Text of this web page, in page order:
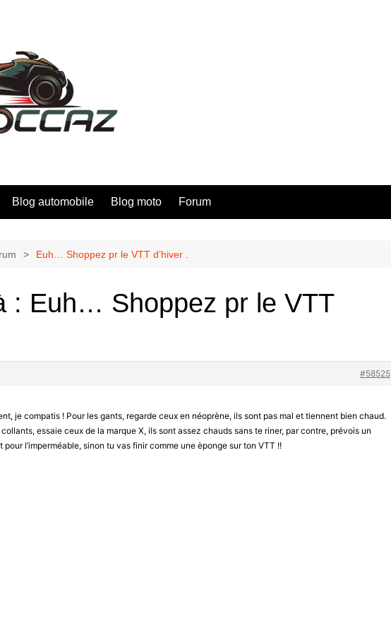
Blog automobile Blog moto Forum
Euh… Shoppez pr le VTT d’hiver .
: Euh… Shoppez pr le VTT
#58525
je compatis ! Pour les gants, regarde ceux en néoprène, ils sont pas mal et tiennent bien chaud.
collants, essaie ceux de la marque X, ils sont assez chauds sans te riner, par contre, prévois un
pour l’imperméable, sinon tu vas finir comme une èponge sur ton VTT !!